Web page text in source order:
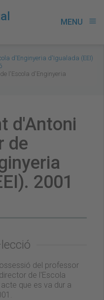
MENU menu
d'Enginyeria d'Igualada (EEI)
l'Escola d'Enginyeria
d'Antoni
de
2001
del professor
de l'Escola
que es va dur a